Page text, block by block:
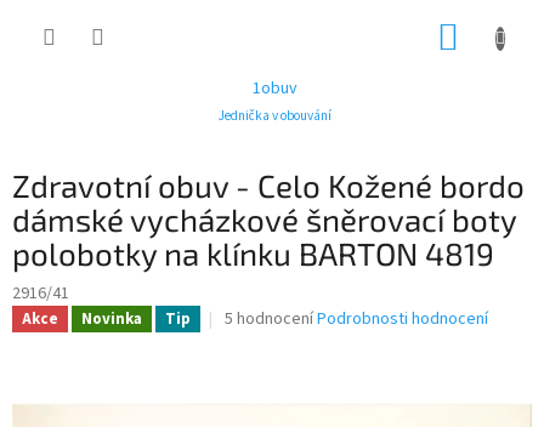
1obuv
Jednička v obouvání
Zdravotní obuv - Celo Kožené bordo
dámské vycházkové šněrovací boty
polobotky na klínku BARTON 4819
2916/41
Akce Novinka Tip
Průměrné
5 hodnoceníPodrobnosti hodnocení